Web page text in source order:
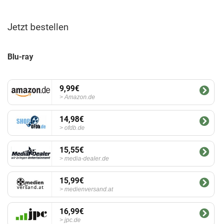
Jetzt bestellen
Blu-ray
9,99€
Amazon.de
14,98€
ofdb.de
15,55€
media-dealer.de
15,99€
medienversand.at
16,99€
jpc.de